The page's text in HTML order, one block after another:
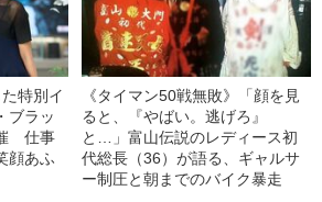
特別イ
ブラッ
仕事
顔あふ
《タイマン50戦無敗》「顔を見
ると、『やばい。逃げろ』
と…」富山伝説のレディース初
代総長（36）が語る、ギャルサ
ー制圧と朝までのバイク暴走